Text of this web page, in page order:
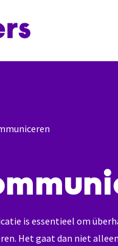
is essentieel om
Het gaat dan niet